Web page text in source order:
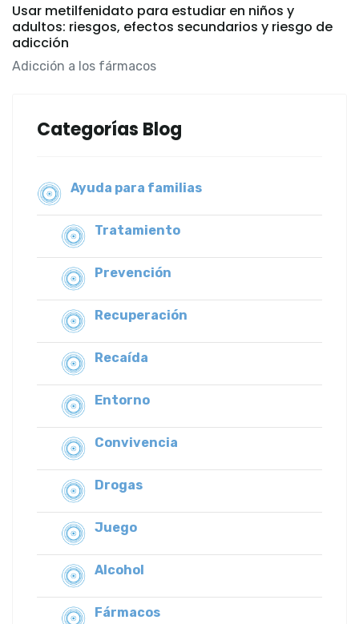
Usar metilfenidato para estudiar en niños y
adultos: riesgos, efectos secundarios y riesgo de
adicción
Adicción a los fármacos
Categorías Blog
Ayuda para familias
Tratamiento
Prevención
Recuperación
Recaída
Entorno
Convivencia
Drogas
Juego
Alcohol
Fármacos